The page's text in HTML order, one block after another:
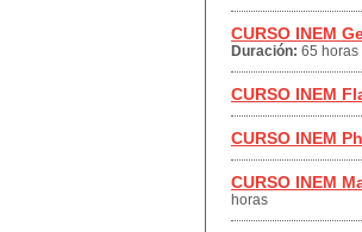
CURSO INEM
Duración: 65 horas
CURSO INEM
CURSO INEM
CURSO INEM
horas